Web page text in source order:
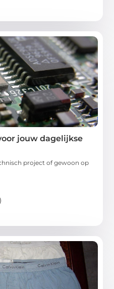
jouw dagelijkse
project of gewoon op